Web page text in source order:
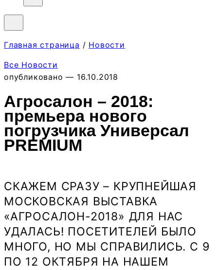
Главная страница / Новости
Все Новости
опубликовано — 16.10.2018
Агросалон – 2018:
премьера нового
погрузчика Универсал
PREMIUM
СКАЖЕМ СРАЗУ – КРУПНЕЙШАЯ
МОСКОВСКАЯ ВЫСТАВКА
«АГРОСАЛОН-2018» ДЛЯ НАС
УДАЛАСЬ! ПОСЕТИТЕЛЕЙ БЫЛО
МНОГО, НО МЫ СПРАВИЛИСЬ. С 9
ПО 12 ОКТЯБРЯ НА НАШЕМ